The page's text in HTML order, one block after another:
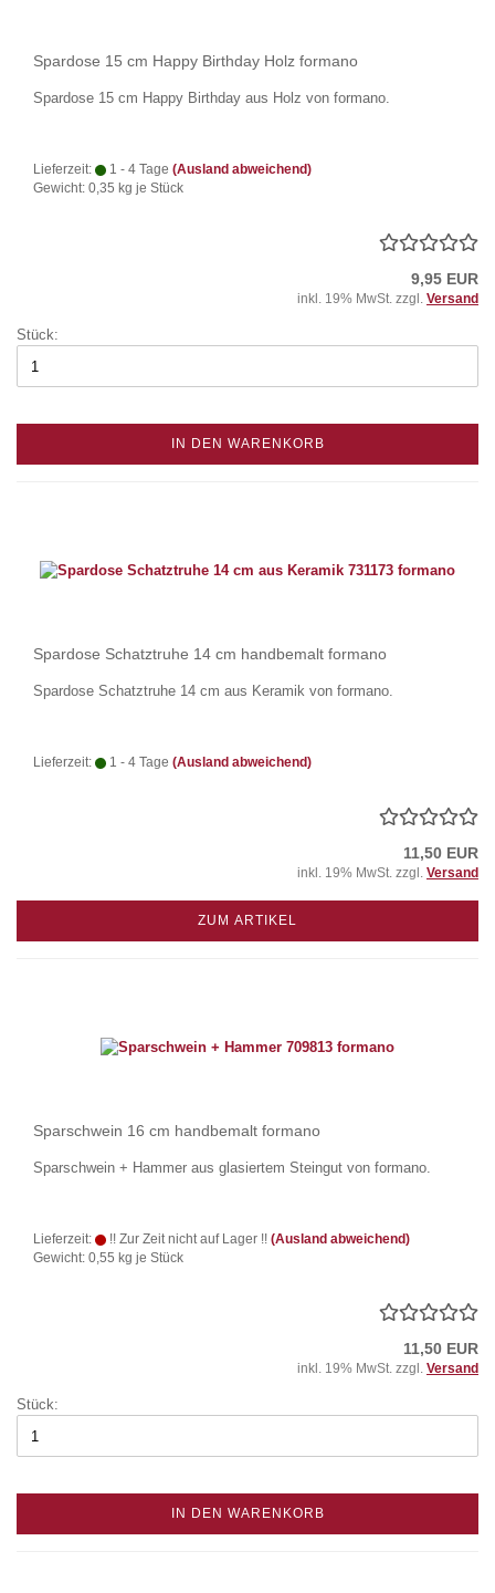
Spardose 15 cm Happy Birthday Holz formano
Spardose 15 cm Happy Birthday aus Holz von formano.
Lieferzeit: 1 - 4 Tage (Ausland abweichend)
Gewicht: 0,35 kg je Stück
9,95 EUR
inkl. 19% MwSt. zzgl. Versand
Stück:
IN DEN WARENKORB
Spardose Schatztruhe 14 cm handbemalt formano
Spardose Schatztruhe 14 cm aus Keramik von formano.
Lieferzeit: 1 - 4 Tage (Ausland abweichend)
11,50 EUR
inkl. 19% MwSt. zzgl. Versand
ZUM ARTIKEL
Sparschwein 16 cm handbemalt formano
Sparschwein + Hammer aus glasiertem Steingut von formano.
Lieferzeit: !! Zur Zeit nicht auf Lager !! (Ausland abweichend)
Gewicht: 0,55 kg je Stück
11,50 EUR
inkl. 19% MwSt. zzgl. Versand
Stück:
IN DEN WARENKORB